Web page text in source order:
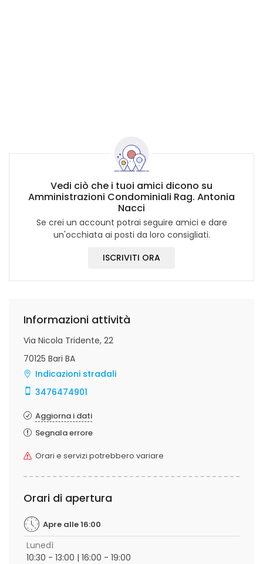
Vedi ciò che i tuoi amici dicono su
Amministrazioni Condominiali Rag. Antonia
Nacci
Se crei un account potrai seguire amici e dare
un'occhiata ai posti da loro consigliati.
ISCRIVITI ORA
Informazioni attività
Via Nicola Tridente, 22
70125 Bari BA
Indicazioni stradali
3476474901
Aggiorna i dati
Segnala errore
Orari e servizi potrebbero variare
Orari di apertura
Apre alle 16:00
Lunedì
10:30 - 13:00 | 16:00 - 19:00